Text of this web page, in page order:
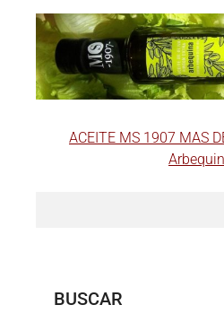
ACEITE MS 1907 MAS
BUSCAR